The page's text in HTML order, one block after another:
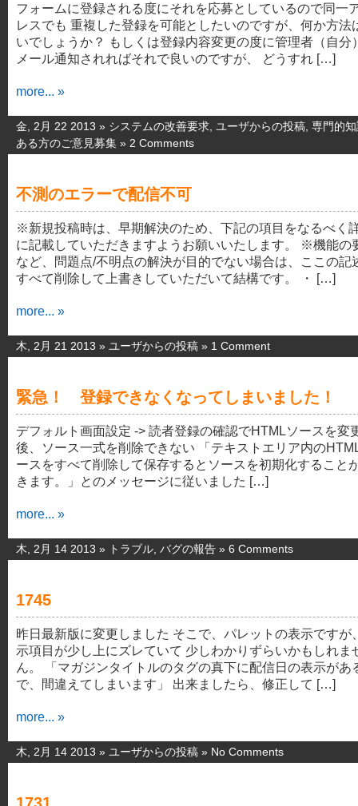
フォームに登録される度にそれを応募としているので同一
レスでも 重複した登録を可能としたいのですが、何か方法
いでしょうか？ もしくは登録内容変更の度に管理者（自分
メール通知されればそれで良いのですが、 どうすれ […]
more... »
金, 2月 22 2013 » システムの改善要求 ユーザからの投稿 専門的
ある方のご意見募集 » 2 Comments
不測のエラーで配信不可
※新規投稿時は、早期解決のため、下記の項目をなるべく
に記載していただきますようお願いいたします。 ※機能の
など、問題点/不明点の解決が目的でない場合は、ここの記
すべて削除して上書きしていただいて結構です。 ・ […]
more... »
木, 2月 21 2013 » ユーザからの投稿 » 1 Comment
緊急！ 登録できなくなってしまいました！
デフォルト画面設定 -> 読者登録の確認でHTMLソースを変
後、ソース一式を削除できない 「テキストエリア内の
ースをすべて削除して保存するとソースを初期化すること
きます。」とのメッセージに従いました […]
more... »
木, 2月 14 2013 » トラブル バグの報告 » 6 Comments
1745
昨日最新版に変更しました そこで、パレットの表示ですが
示項目が少し上にズレていて 少しわかりずらいかもしれま
ん。 「マガジンタイトルのタグの真下に配信日の表示があ
で、間違えてしまいます」 出来ましたら、修正して […]
more... »
木, 2月 14 2013 » ユーザからの投稿 » No Comments